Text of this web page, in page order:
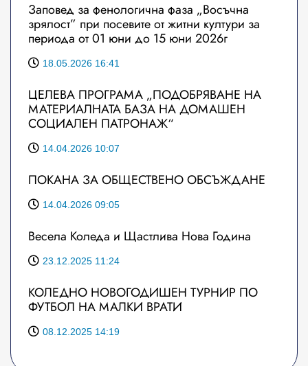
Заповед за фенологична фаза „Восъчна
зрялост” при посевите от житни култури за
периода от 01 юни до 15 юни 2026г
18.05.2026 16:41
ЦЕЛЕВА ПРОГРАМА „ПОДОБРЯВАНЕ НА
МАТЕРИАЛНАТА БАЗА НА ДОМАШЕН
СОЦИАЛЕН ПАТРОНАЖ“
14.04.2026 10:07
ПОКАНА ЗА ОБЩЕСТВЕНО ОБСЪЖДАНЕ
14.04.2026 09:05
Весела Коледа и Щастлива Нова Година
23.12.2025 11:24
КОЛЕДНО НОВОГОДИШЕН ТУРНИР ПО
ФУТБОЛ НА МАЛКИ ВРАТИ
08.12.2025 14:19